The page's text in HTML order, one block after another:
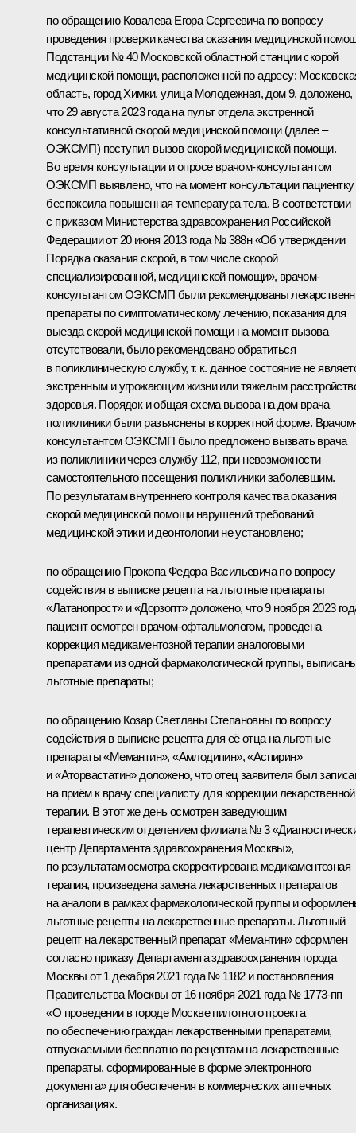
по обращению Ковалева Егора Сергеевича по вопросу
проведения проверки качества оказания медицинской
Подстанции № 40 Московской областной станции скорой
медицинской помощи, расположенной по адресу:
область, город Химки, улица Молодежная, дом 9, доложено,
что 29 августа 2023 года на пульт отдела экстренной
консультативной скорой медицинской помощи (далее –
ОЭКСМП) поступил вызов скорой медицинской помощи.
Во время консультации и опросе врачом-консультантом
ОЭКСМП выявлено, что на момент консультации пациентку
беспокоила повышенная температура тела. В соответствии
с приказом Министерства здравоохранения Российской
Федерации от 20 июня 2013 года № 388н «Об утверждении
Порядка оказания скорой, в том числе скорой
специализированной, медицинской помощи», врачом-
консультантом ОЭКСМП были рекомендованы
препараты по симптоматическому лечению, показания для
выезда скорой медицинской помощи на момент вызова
отсутствовали, было рекомендовано обратиться
в поликлиническую службу, т. к. данное состояние не
экстренным и угрожающим жизни или тяжелым
здоровья. Порядок и общая схема вызова на дом врача
поликлиники были разъяснены в корректной форме.
консультантом ОЭКСМП было предложено вызвать врача
из поликлиники через службу 112, при невозможности
самостоятельного посещения поликлиники заболевшим.
По результатам внутреннего контроля качества оказания
скорой медицинской помощи нарушений требований
медицинской этики и деонтологии не установлено;
по обращению Прокопа Федора Васильевича по вопросу
содействия в выписке рецепта на льготные препараты
«Латанопрост» и «Дорзопт» доложено, что 9 ноября 2023
пациент осмотрен врачом-офтальмологом, проведена
коррекция медикаментозной терапии аналоговыми
препаратами из одной фармакологической группы,
льготные препараты;
по обращению Козар Светланы Степановны по вопросу
содействия в выписке рецепта для её отца на льготные
препараты «Мемантин», «Амлодипин», «Аспирин»
и «Аторвастатин» доложено, что отец заявителя был
на приём к врачу специалисту для коррекции лекарственной
терапии. В этот же день осмотрен заведующим
терапевтическим отделением филиала № 3
центр Департамента здравоохранения Москвы»,
по результатам осмотра скорректирована медикаментозная
терапия, произведена замена лекарственных препаратов
на аналоги в рамках фармакологической группы и
льготные рецепты на лекарственные препараты. Льготный
рецепт на лекарственный препарат «Мемантин» оформлен
согласно приказу Департамента здравоохранения города
Москвы от 1 декабря 2021 года № 1182 и постановления
Правительства Москвы от 16 ноября 2021 года № 1773-пп
«О проведении в городе Москве пилотного проекта
по обеспечению граждан лекарственными препаратами,
отпускаемыми бесплатно по рецептам на лекарственные
препараты, сформированные в форме электронного
документа» для обеспечения в коммерческих аптечных
организациях.